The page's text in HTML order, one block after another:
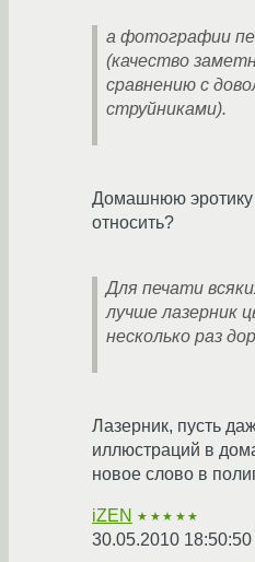
а фотографии
(качество
сравнению с
струйниками).
Домашнюю
относить?
Для печати
лучше лазерник
несколько раз
Лазерник, пусть
иллюстраций в
новое слово в
iZEN ★★★★★
30.05.2010